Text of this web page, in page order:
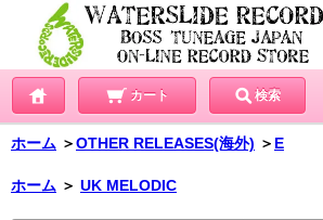
カート 検索
ホーム ＞OTHER RELEASES(海外) ＞ E
ホーム ＞ UK MELODIC